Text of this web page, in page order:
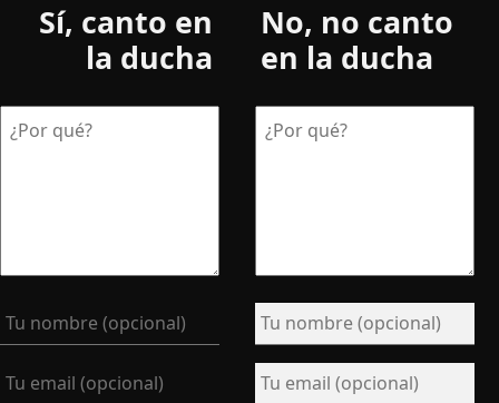
Sí, canto en
la ducha
No, no canto
en la ducha